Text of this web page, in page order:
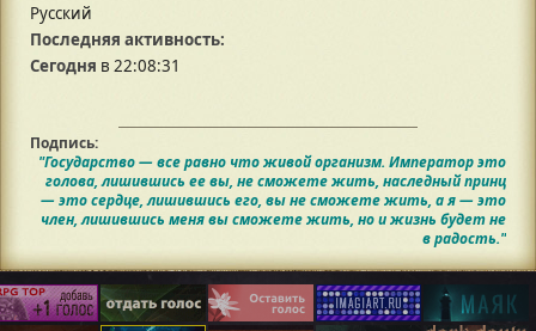
Русский
Последняя активность:
Сегодня в 22:08:31
Подпись:
"Государство — все равно что живой организм. Император это
голова, лишившись ее вы, не сможете жить, наследный принц
— это сердце, лишившись его, вы не сможете жить, а я — это
член, лишившись меня вы сможете жить, но и жизнь будет не
в радость."